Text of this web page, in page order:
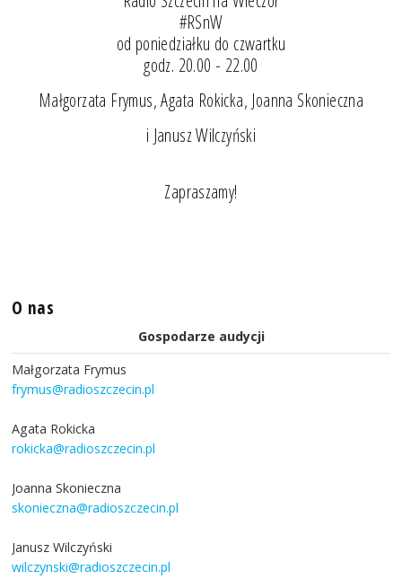
#RSnW
od poniedziałku do czwartku
godz. 20.00 - 22.00
Małgorzata Frymus, Agata Rokicka, Joanna Skonieczna
i Janusz Wilczyński
Zapraszamy!
O nas
Gospodarze audycji
Małgorzata Frymus
frymus@radioszczecin.pl
Agata Rokicka
rokicka@radioszczecin.pl
Joanna Skonieczna
skonieczna@radioszczecin.pl
Janusz Wilczyński
wilczynski@radioszczecin.pl